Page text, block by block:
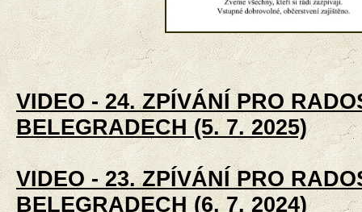
VIDEO - 24. ZPÍVÁNÍ PRO
BELEGRADECH (5. 7. 2025)
VIDEO - 23. ZPÍVÁNÍ PRO
BELEGRADECH (6. 7. 2024)